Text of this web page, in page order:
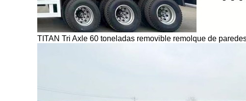
TITAN Tri Axle 60 toneladas removible remolque de